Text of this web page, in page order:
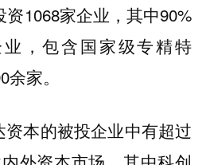
资1068家企业，其中90%
，包含国家级专精特
家。
本的被投企业中有超过